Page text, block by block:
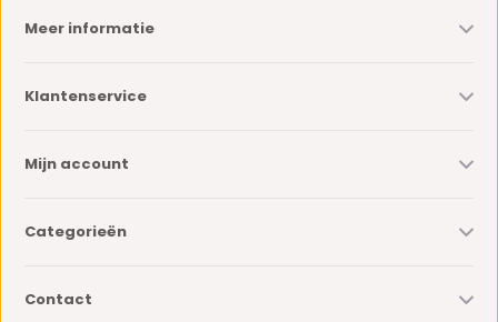
Meer informatie
Klantenservice
Mijn account
Categorieën
Contact